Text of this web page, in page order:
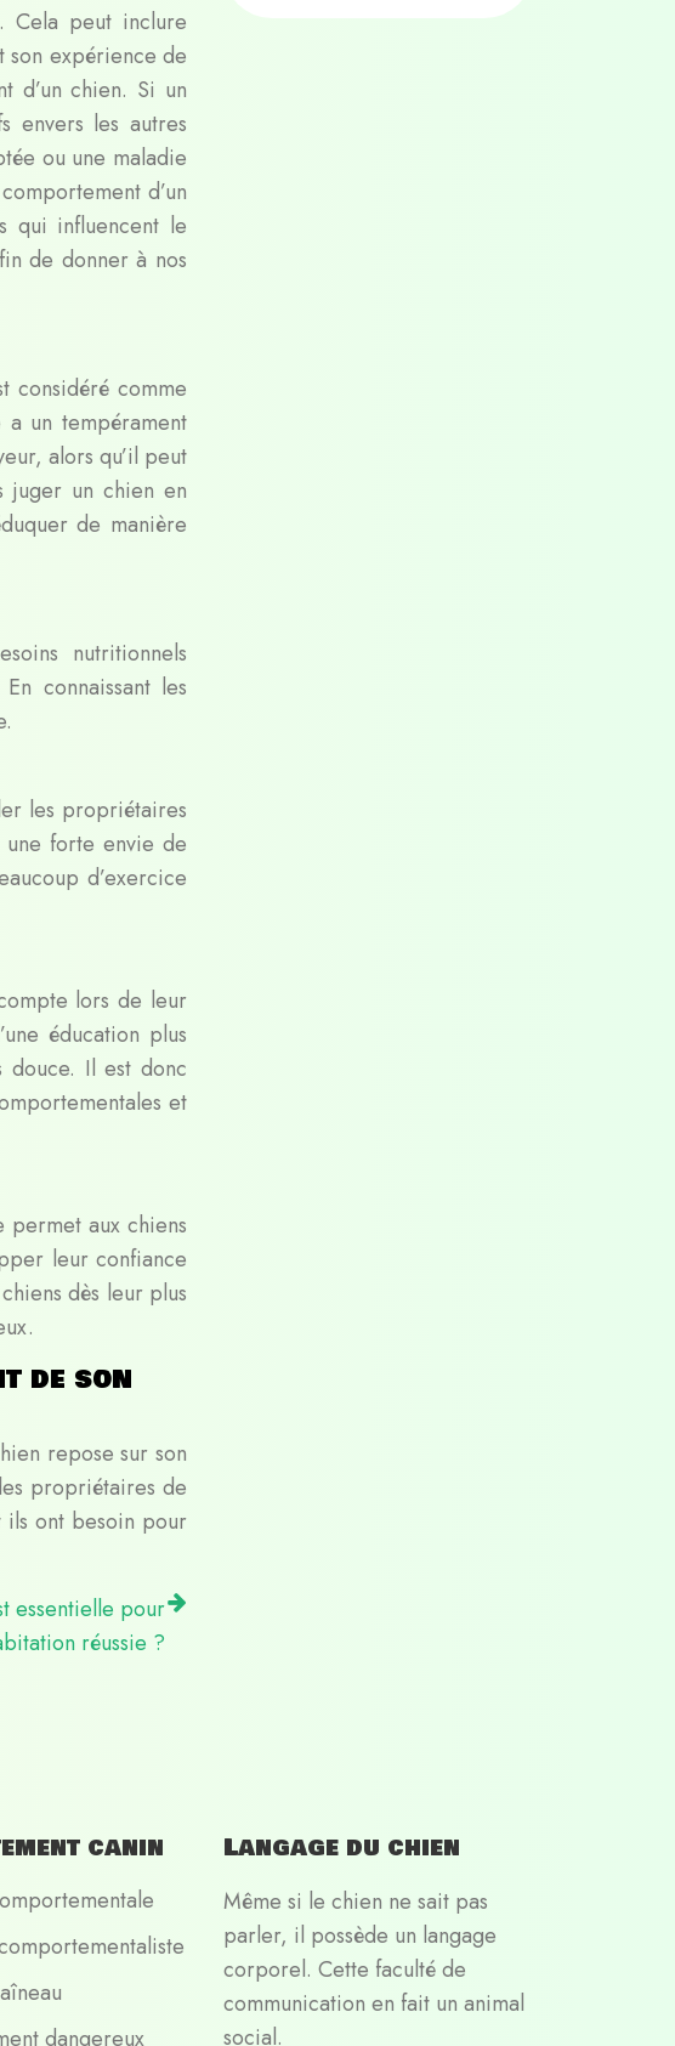
Cela peut inclure
son expérience de
d’un chien. Si un
envers les autres
ou une maladie
d’un
qui influencent le
de donner à nos
considéré comme
un tempérament
alors qu’il peut
juger un chien en
de manière
nutritionnels
connaissant les
les propriétaires
forte envie de
d’exercice
lors de leur
éducation plus
douce. Il est donc
et
permet aux chiens
leur confiance
dès leur plus
de son
repose sur son
propriétaires de
ils ont besoin pour
essentielle pour
réussie ?
canin
dangereux
Langage du chien
Même si le chien ne sait pas
parler, il possède un langage
corporel. Cette faculté de
communication en fait un animal
social.